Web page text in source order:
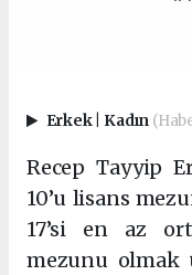
Erkek Kadın
Recep Tayyip
10’u lisans
17’si en az
mezunu olmak